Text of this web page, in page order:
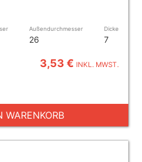
Außendurchmesser
26
Dicke
7
3,53 € INKL. MWST.
WARENKORB